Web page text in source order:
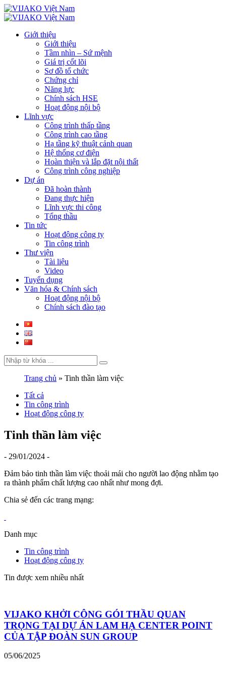
Giới thiệu
Giới thiệu
Tầm nhìn – Sứ mệnh
Giá trị cốt lõi
Sơ đồ tổ chức
Chứng chỉ
Năng lực
Chính sách HSE
Hoạt động nội bộ
Lĩnh vực
Công trình thấp tầng
Công trình cao tầng
Hạ tầng kỹ thuật cảnh quan
Hệ thống cơ điện
Hoàn thiện và lắp đặt nội thất
Công trình công nghiệp
Dự án
Đã hoàn thành
Đang thực hiện
Lĩnh vực thi công
Tổng thầu
Tin tức
Hoạt động công ty
Tin công trình
Thư viện
Tài liệu
Video
Tuyển dụng
Văn hóa & Chính sách
Hoạt động nội bộ
Chính sách đào tạo
Trang chủ » Tinh thần làm việc
Tất cả
Tin công trình
Hoạt động công ty
Tinh thần làm việc
- 29/01/2024 -
Đảm bảo tinh thần làm việc thoải mái cho người lao động nhằm tạo
ra thành phẩm chất lượng cao nhất như mong đợi.
Chia sẻ đến các trang mạng:
Danh mục
Tin công trình
Hoạt động công ty
Tin được xem nhiều nhất
VIJAKO KHỞI CÔNG GÓI THẦU QUAN
TRỌNG TẠI DỰ ÁN LAM HẠ CENTER POINT
CỦA TẬP ĐOÀN SUN GROUP
05/06/2025